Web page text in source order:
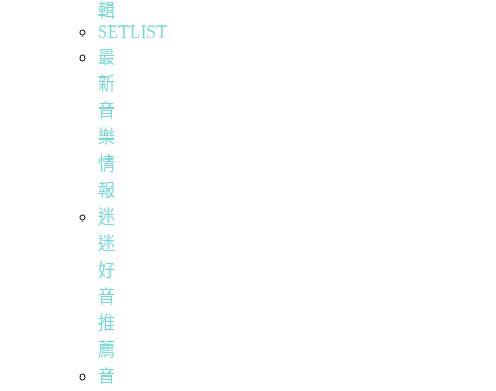
輯
SETLIST
最
新
音
樂
情
報
迷
迷
好
音
推
薦
音